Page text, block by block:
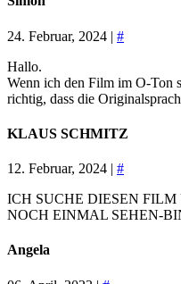
24. Februar, 2024 | #
Hallo.
Wenn ich den Film im O-Ton
richtig, dass die
KLAUS SCHMITZ
12. Februar, 2024 | #
ICH SUCHE DIESEN
NOCH EINMAL SEHEN-
Angela